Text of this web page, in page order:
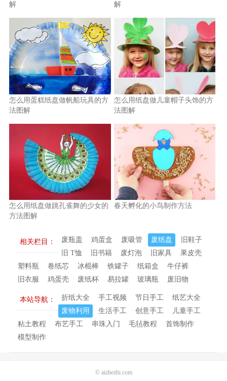
解
解
怎么用蛋糕纸盘做帆船玩具的方
法图解
怎么用纸盘做儿童帽子头饰的方
法图解
怎么用纸盘做跳孔雀舞的少女的
方法图解
春天孵化的小鸟制作方法
相关栏目： 废瓶盖 鸡蛋盒 废吸管 废纸盘
旧鞋子
旧 T恤
旧书籍 废灯泡 旧家具
果皮壳
塑料瓶
卷纸芯 冰棍棒 铁罐子 纸箱盒
牛仔裤
旧衣服
鸡蛋壳 废纸杯 易拉罐 玻璃瓶 废旧物
本站导航： 折纸大全 手工视频 节日手工
纸艺大全
废物利用
生活手工 创意手工
儿童手工
粘土教程
布艺手工 串珠入门 毛毡教程
首饰制作
模型制作
© aizhezhi.com